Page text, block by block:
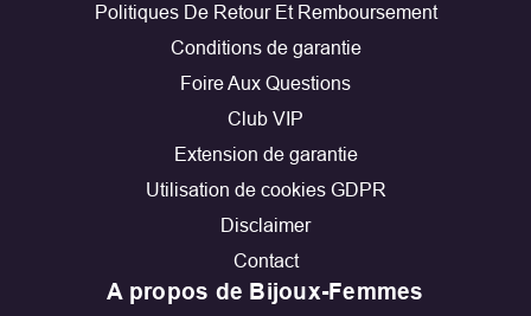
Politiques De Retour Et Remboursement
Conditions de garantie
Foire Aux Questions
Club VIP
Extension de garantie
Utilisation de cookies GDPR
Disclaimer
Contact
A propos de Bijoux-Femmes